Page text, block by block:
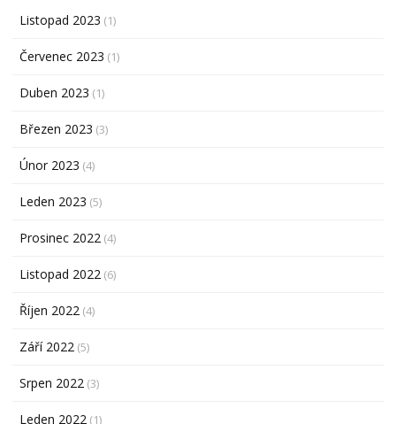
Listopad 2023 (1)
Červenec 2023 (1)
Duben 2023 (1)
Březen 2023 (3)
Únor 2023 (4)
Leden 2023 (5)
Prosinec 2022 (4)
Listopad 2022 (6)
Říjen 2022 (4)
Září 2022 (5)
Srpen 2022 (3)
Leden 2022 (1)